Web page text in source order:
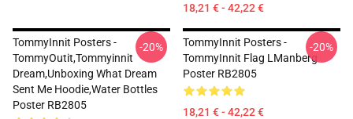
18,21 € - 42,22 €
TommyInnit Posters -
TommyOutit,Tommyinnit
Dream,Unboxing What Dream
Sent Me Hoodie,Water Bottles
Poster RB2805
-20%
TommyInnit Posters -
TommyInnit Flag LManberg
Poster RB2805
18,21 € - 42,22 €
-20%